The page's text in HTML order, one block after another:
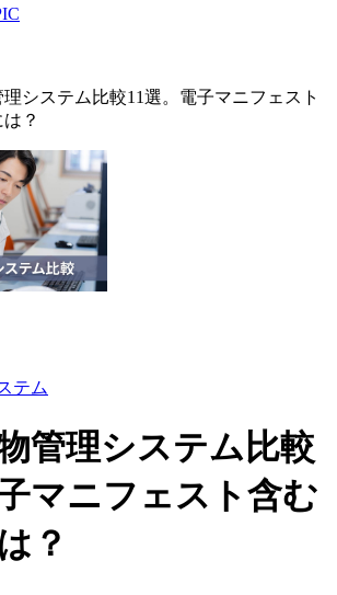
システム比較11選。電子マニフェスト
？
テム
管理システム比較
マニフェスト含む
？